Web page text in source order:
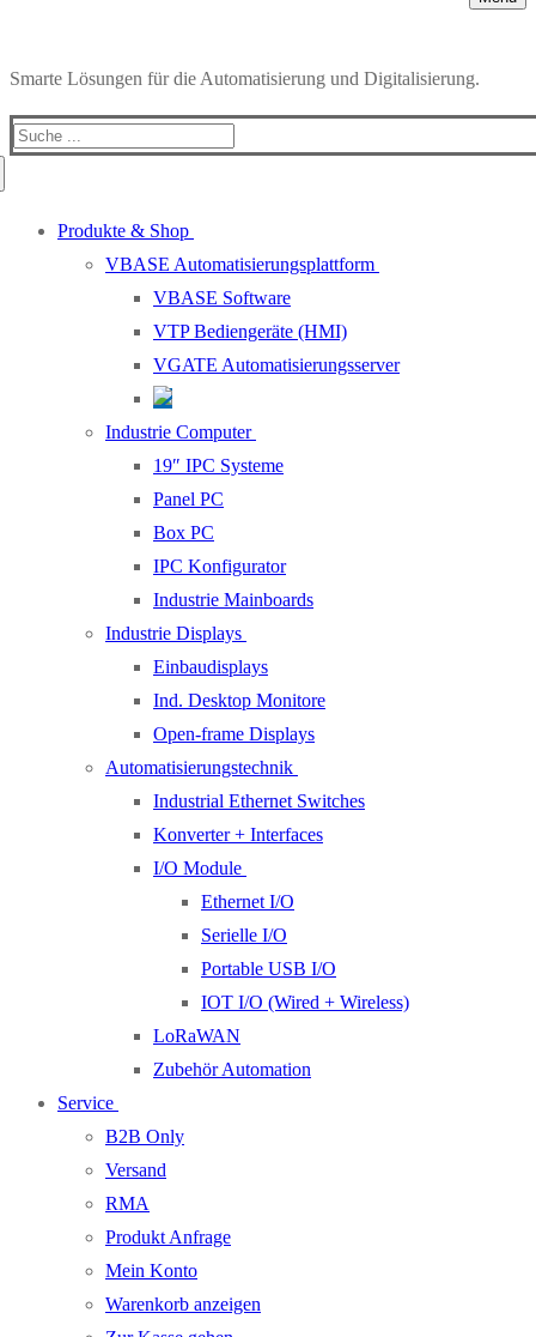
Smarte Lösungen für die Automatisierung und Digitalisierung.
Produkte & Shop
VBASE Automatisierungsplattform
VBASE Software
VTP Bediengeräte (HMI)
VGATE Automatisierungsserver
Industrie Computer
19″ IPC Systeme
Panel PC
Box PC
IPC Konfigurator
Industrie Mainboards
Industrie Displays
Einbaudisplays
Ind. Desktop Monitore
Open-frame Displays
Automatisierungstechnik
Industrial Ethernet Switches
Konverter + Interfaces
I/O Module
Ethernet I/O
Serielle I/O
Portable USB I/O
IOT I/O (Wired + Wireless)
LoRaWAN
Zubehör Automation
Service
B2B Only
Versand
RMA
Produkt Anfrage
Mein Konto
Warenkorb anzeigen